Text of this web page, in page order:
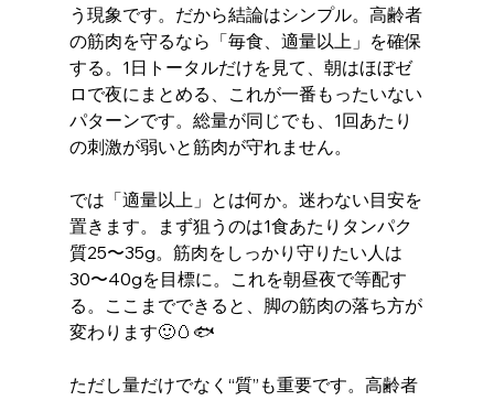
う現象です。だから結論はシンプル。高齢者
の筋肉を守るなら「毎食、適量以上」を確保
する。1日トータルだけを見て、朝はほぼゼ
ロで夜にまとめる、これが一番もったいない
パターンです。総量が同じでも、1回あたり
の刺激が弱いと筋肉が守れません。
では「適量以上」とは何か。迷わない目安を
置きます。まず狙うのは1食あたりタンパク
質25〜35g。筋肉をしっかり守りたい人は
30〜40gを目標に。これを朝昼夜で等配す
る。ここまでできると、脚の筋肉の落ち方が
変わります🙂🥚🐟
ただし量だけでなく“質”も重要です。高齢者